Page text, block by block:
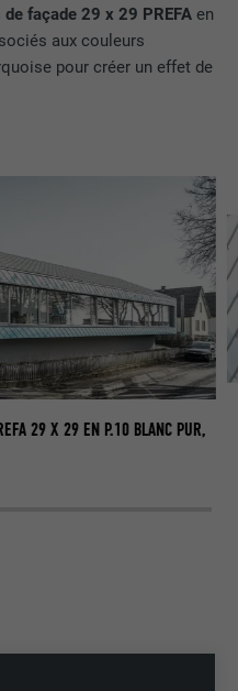
de façade 29 x 29 PREFA en
aux couleurs
pour créer un effet de
29 X 29 EN P.10 BLANC PUR,